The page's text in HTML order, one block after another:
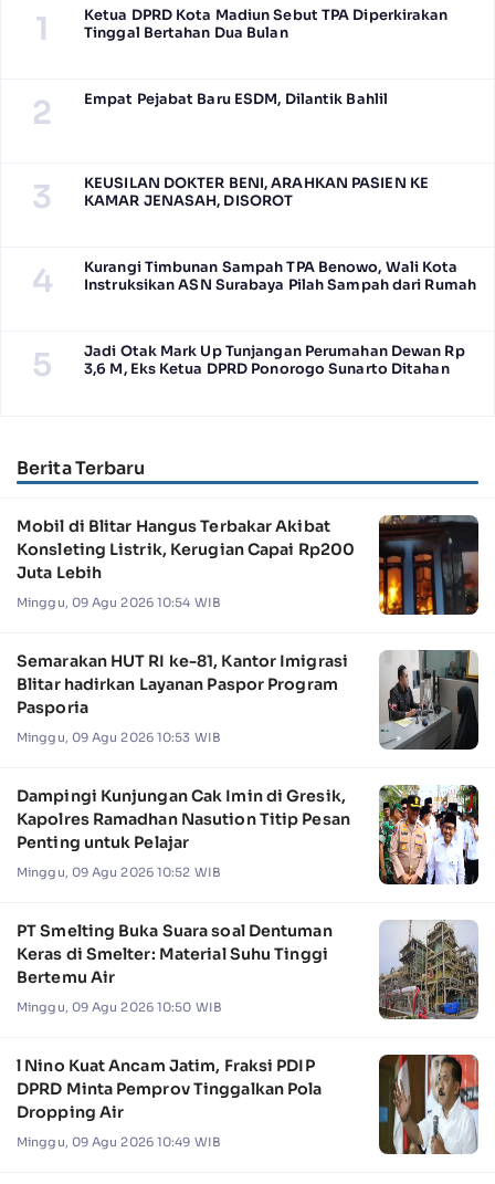
1
Ketua DPRD Kota Madiun Sebut TPA Diperkirakan
Tinggal Bertahan Dua Bulan
2 Empat Pejabat Baru ESDM, Dilantik Bahlil
3
KEUSILAN DOKTER BENI, ARAHKAN PASIEN KE
KAMAR JENASAH, DISOROT
4
Kurangi Timbunan Sampah TPA Benowo, Wali Kota
Instruksikan ASN Surabaya Pilah Sampah dari Rumah
5
Jadi Otak Mark Up Tunjangan Perumahan Dewan Rp
3,6 M, Eks Ketua DPRD Ponorogo Sunarto Ditahan
Berita Terbaru
Mobil di Blitar Hangus Terbakar Akibat
Konsleting Listrik, Kerugian Capai Rp200
Juta Lebih
Minggu, 09 Agu 2026 10:54 WIB
Semarakan HUT RI ke-81, Kantor Imigrasi
Blitar hadirkan Layanan Paspor Program
Pasporia
Minggu, 09 Agu 2026 10:53 WIB
Dampingi Kunjungan Cak Imin di Gresik,
Kapolres Ramadhan Nasution Titip Pesan
Penting untuk Pelajar
Minggu, 09 Agu 2026 10:52 WIB
PT Smelting Buka Suara soal Dentuman
Keras di Smelter: Material Suhu Tinggi
Bertemu Air
Minggu, 09 Agu 2026 10:50 WIB
l Nino Kuat Ancam Jatim, Fraksi PDIP
DPRD Minta Pemprov Tinggalkan Pola
Dropping Air
Minggu, 09 Agu 2026 10:49 WIB